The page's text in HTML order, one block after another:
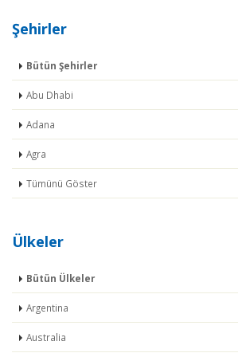
Şehirler
Bütün Şehirler
Abu Dhabi
Adana
Agra
Tümünü Göster
Ülkeler
Bütün Ülkeler
Argentina
Australia